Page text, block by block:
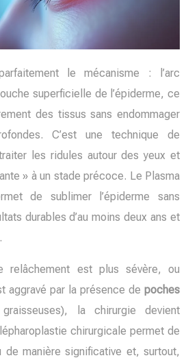
le mécanisme : l’arc
superficielle de l’épiderme, ce
des tissus sans endommager
C’est une technique de
les ridules autour des yeux et
» à un stade précoce. Le Plasma
de sublimer l’épiderme sans
durables d’au moins deux ans et
relâchement est plus sévère, ou
aggravé par la présence de poches
la chirurgie devient
chirurgicale permet de
de manière significative et, surtout,